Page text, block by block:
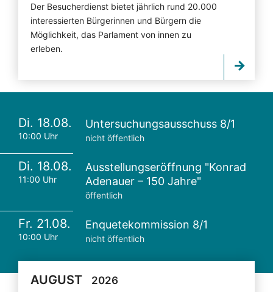
Der Besucherdienst bietet jährlich rund 20.000
interessierten Bürgerinnen und Bürgern die
Möglichkeit, das Parlament von innen zu
erleben.
Di. 18.08.
10:00 Uhr
Untersuchungsausschuss 8/1
nicht öffentlich
Di. 18.08.
11:00 Uhr
Ausstellungseröffnung "Konrad
Adenauer – 150 Jahre"
öffentlich
Fr. 21.08.
10:00 Uhr
Enquetekommission 8/1
nicht öffentlich
AUGUST 2026